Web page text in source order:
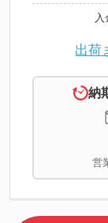
出荷
納
営